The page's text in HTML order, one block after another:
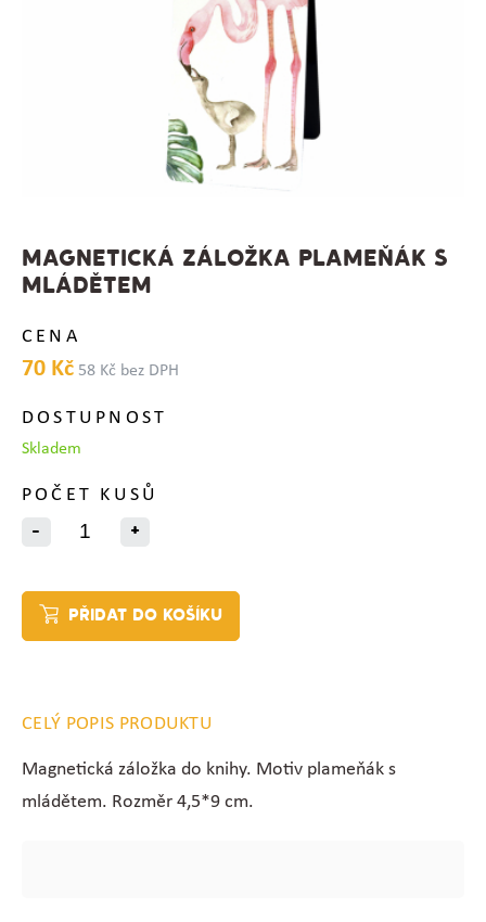
MAGNETICKÁ ZÁLOŽKA PLAMEŇÁK S
MLÁDĚTEM
CENA
70 Kč 58 Kč bez DPH
DOSTUPNOST
Skladem
POČET KUSŮ
-
+
PŘIDAT DO KOŠÍKU
CELÝ POPIS PRODUKTU
Magnetická záložka do knihy. Motiv plameňák s
mládětem. Rozměr 4,5*9 cm.